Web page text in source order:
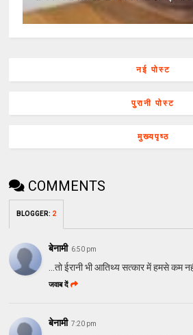
नई पोस्ट
पुरानी पोस्ट
मुख्यपृष्ठ
COMMENTS
BLOGGER: 2
बेनामी 6:50 pm
...तो ईरानी भी आतिथ्य सत्कार में हमसे कम
जवाब दें
बेनामी 7:20 pm